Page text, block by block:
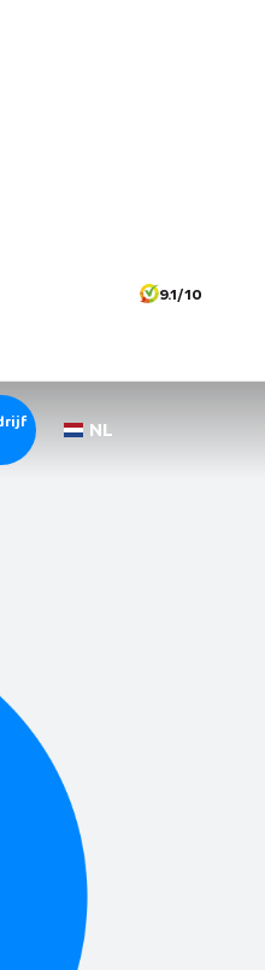
9.1/10